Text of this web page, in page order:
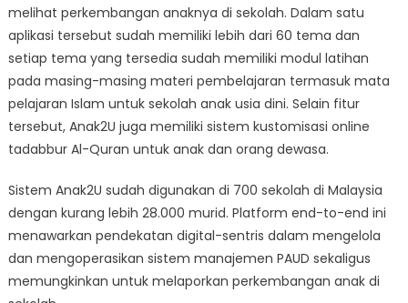
melihat perkembangan anaknya di sekolah. Dalam satu
aplikasi tersebut sudah memiliki lebih dari 60 tema dan
setiap tema yang tersedia sudah memiliki modul latihan
pada masing-masing materi pembelajaran termasuk mata
pelajaran Islam untuk sekolah anak usia dini. Selain fitur
tersebut, Anak2U juga memiliki sistem kustomisasi online
tadabbur Al-Quran untuk anak dan orang dewasa.
Sistem Anak2U sudah digunakan di 700 sekolah di Malaysia
dengan kurang lebih 28.000 murid. Platform end-to-end ini
menawarkan pendekatan digital-sentris dalam mengelola
dan mengoperasikan sistem manajemen PAUD sekaligus
memungkinkan untuk melaporkan perkembangan anak di